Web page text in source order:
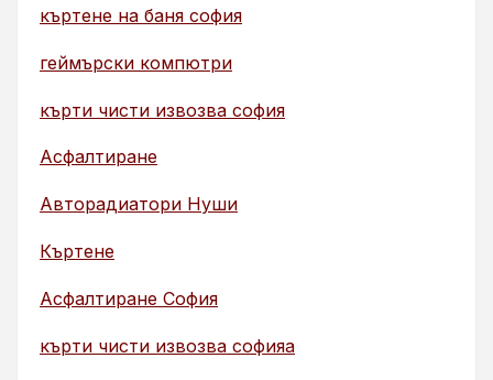
къртене на баня софия
геймърски компютри
кърти чисти извозва софия
Асфалтиране
Авторадиатори Нуши
Къртене
Асфалтиране София
кърти чисти извозва софияа